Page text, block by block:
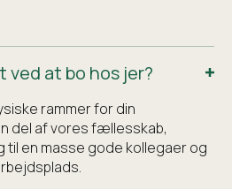
ved at bo hos jer?
rammer for din
del af vores fællesskab,
til en masse gode kollegaer og